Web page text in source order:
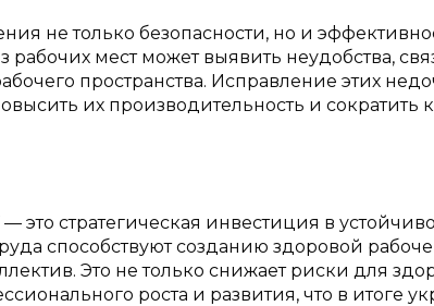
не только безопасности, но и
мест может выявить неудобства,
пространства. Исправление этих
их производительность и сократить
стратегическая инвестиция в
способствуют созданию здоровой
Это не только снижает риски для
роста и развития, что в итоге